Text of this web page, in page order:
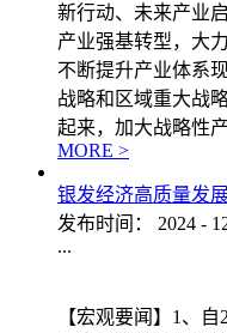
新行动、未来产业
产业强基转型，大
不断提升产业体系
战略和区域重大战
起来，加大战略性
MORE >
银发经济高质量发
发布时间：
2024 -
...
【宏观要闻】1、